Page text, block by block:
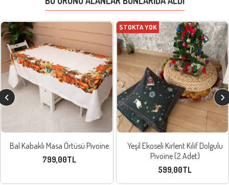
Bal Kabaklı Masa Örtüsü Pivoine
799,00TL
STOKTA YOK
Yeşil Ekoseli Kırlent Kılıf Dolgulu
Pivoine (2 Adet)
599,00TL